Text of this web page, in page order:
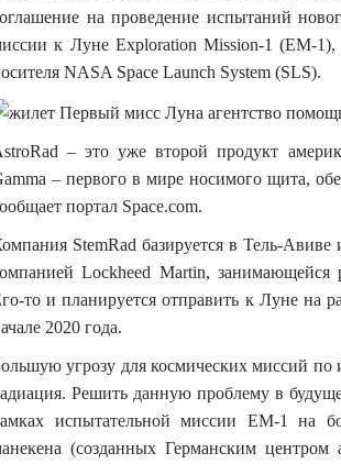
на проведение испытаний
к Луне Exploration Mission-1 (EM-1),
NASA Space Launch System (SLS).
– это уже второй продукт
– первого в мире носимого щита,
портал Space.com.
StemRad базируется в Тель-
Lockheed Martin, занимающейся
то и планируется отправить к Луне на
2020 года.
угрозу для космических миссий по
Решить данную проблему в
испытательной миссии EM-1 на
(созданных Германским